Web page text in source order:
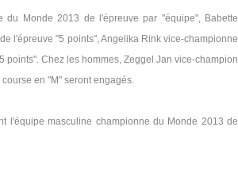
du Monde 2013 de l'épreuve par "équipe", Babette
l'épreuve "5 points", Angelika Rink vice-championne
Chez les hommes, Zeggel Jan vice-champion
en "M" seront engagés.
l'équipe masculine championne du Monde 2013 de